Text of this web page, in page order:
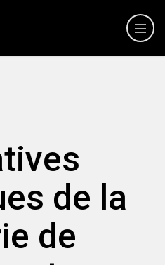
de la
de